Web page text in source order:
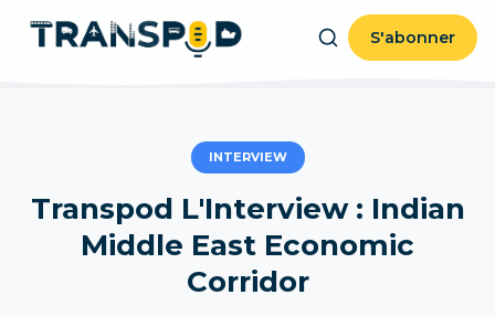
S'abonner
INTERVIEW
Transpod L'Interview : Indian
Middle East Economic
Corridor